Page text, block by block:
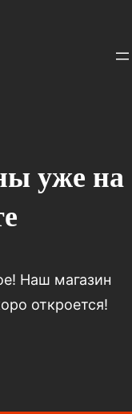
уже на
Наш магазин
откроется!